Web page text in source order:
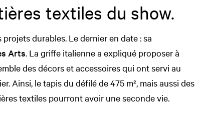
textiles du show.
durables. Le dernier en date : sa
Arts . La griffe italienne a expliqué proposer à
des décors et accessoires qui ont servi au
Ainsi, le tapis du défilé de 475 m², mais aussi des
textiles pourront avoir une seconde vie.